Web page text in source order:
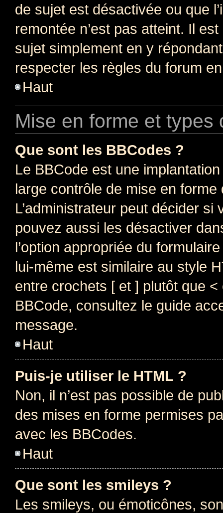
de sujet est désactivée ou que
remontée n’est pas atteint. Il
sujet simplement en y
respecter les règles du forum
Haut
Mise en forme et types
Que sont les BBCodes ?
Le BBCode est une
large contrôle de mise en forme
L’administrateur peut décider
pouvez aussi les désactiver
l’option appropriée du
lui-même est similaire au style
entre crochets [ et ] plutôt que
BBCode, consultez le guide
message.
Haut
Puis-je utiliser le HTML ?
Non, il n’est pas possible de
des mises en forme permises
avec les BBCodes.
Haut
Que sont les smileys ?
Les smileys, ou émoticônes,